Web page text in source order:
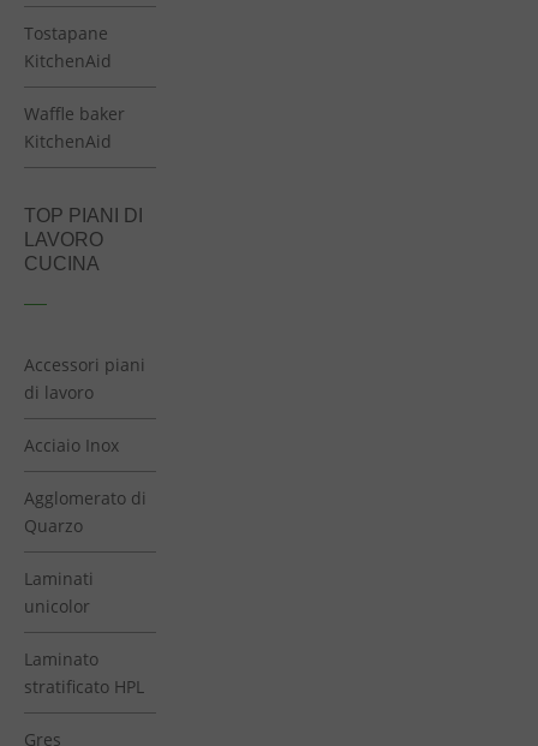
Tostapane
KitchenAid
Waffle baker
KitchenAid
TOP PIANI DI
LAVORO
CUCINA
Accessori piani
di lavoro
Acciaio Inox
Agglomerato di
Quarzo
Laminati
unicolor
Laminato
stratificato HPL
Gres